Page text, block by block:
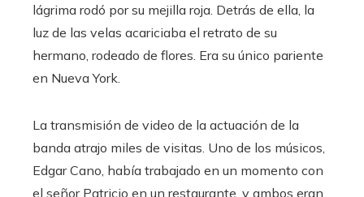
lágrima rodó por su mejilla roja. Detrás de ella, la
luz de las velas acariciaba el retrato de su
hermano, rodeado de flores. Era su único pariente
en Nueva York.
La transmisión de video de la actuación de la
banda atrajo miles de visitas. Uno de los músicos,
Edgar Cano, había trabajado en un momento con
el señor Patricio en un restaurante, y ambos eran